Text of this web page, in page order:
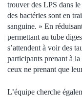
trouver des LPS dans
des bactéries sont en
sanguine. » En
permettant au tube
s’attendent à voir des
participants prenant à
ceux ne prenant que
L’équipe cherche